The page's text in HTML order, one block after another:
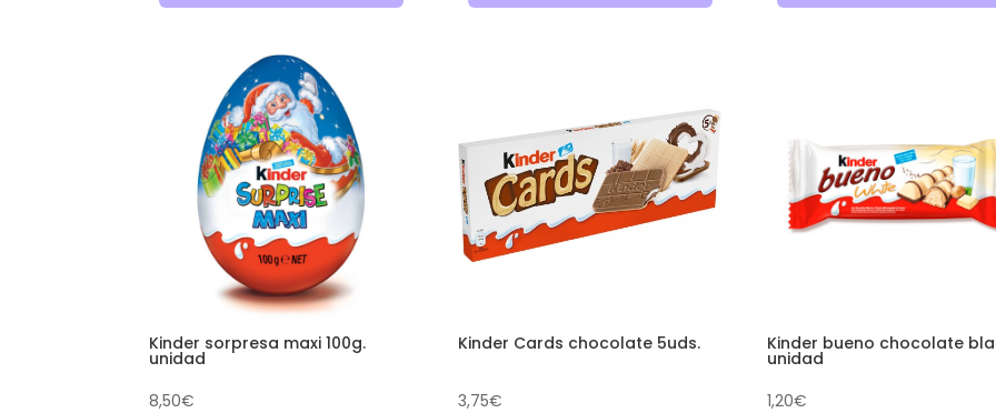
Kinder sorpresa maxi 100g.
unidad
8,50€
Kinder Cards chocolate 5uds.
3,75€
Kinder bueno chocolate
unidad
1,20€